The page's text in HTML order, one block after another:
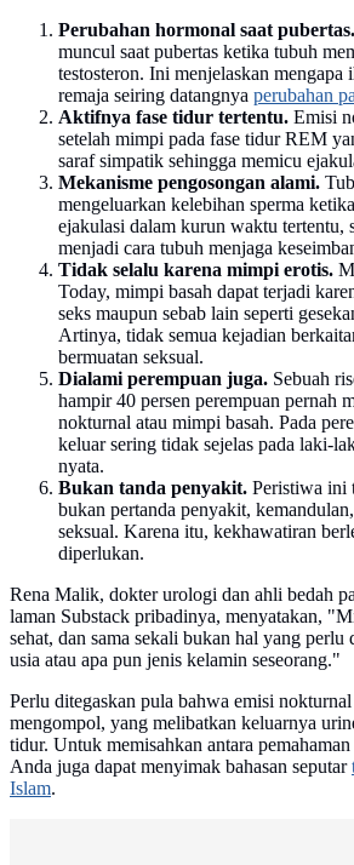
Perubahan hormonal saat pubertas.
muncul saat pubertas ketika tubuh
testosteron. Ini menjelaskan mengapa
remaja seiring datangnya perubahan
Aktifnya fase tidur tertentu. Emisi
setelah mimpi pada fase tidur REM
saraf simpatik sehingga memicu
Mekanisme pengosongan alami.
mengeluarkan kelebihan sperma
ejakulasi dalam kurun waktu tertentu,
menjadi cara tubuh menjaga
Tidak selalu karena mimpi erotis.
Today, mimpi basah dapat terjadi
seks maupun sebab lain seperti
Artinya, tidak semua kejadian
bermuatan seksual.
Dialami perempuan juga. Sebuah
hampir 40 persen perempuan pernah
nokturnal atau mimpi basah. Pada
keluar sering tidak sejelas pada laki-
nyata.
Bukan tanda penyakit. Peristiwa ini
bukan pertanda penyakit,
seksual. Karena itu, kekhawatiran
diperlukan.
Rena Malik, dokter urologi dan ahli bedah
laman Substack pribadinya, menyatakan,
sehat, dan sama sekali bukan hal yang perlu
usia atau apa pun jenis kelamin seseorang."
Perlu ditegaskan pula bahwa emisi nokturnal
mengompol, yang melibatkan keluarnya
tidur. Untuk memisahkan antara
Anda juga dapat menyimak bahasan seputar
Islam.